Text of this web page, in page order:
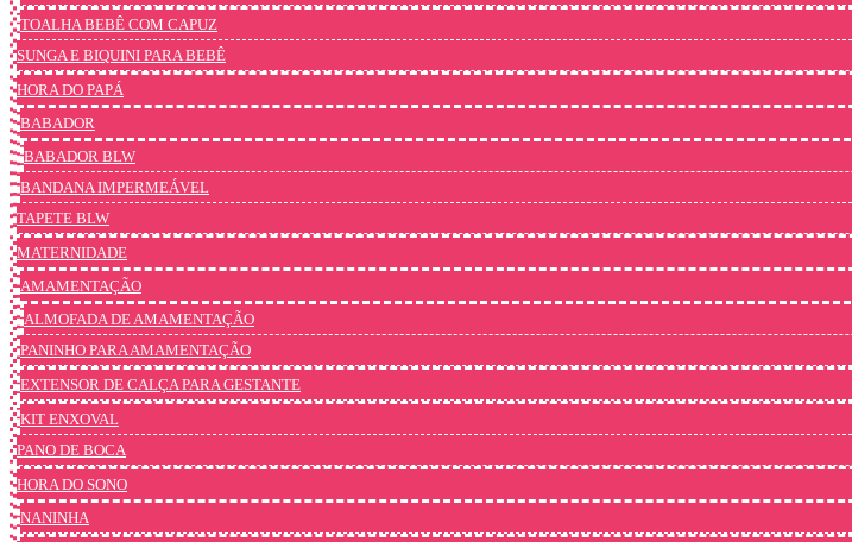
TOALHA BEBÊ COM CAPUZ
SUNGA E BIQUINI PARA BEBÊ
HORA DO PAPÁ
BABADOR
BABADOR BLW
BANDANA IMPERMEÁVEL
TAPETE BLW
MATERNIDADE
AMAMENTAÇÃO
ALMOFADA DE AMAMENTAÇÃO
PANINHO PARA AMAMENTAÇÃO
EXTENSOR DE CALÇA PARA GESTANTE
KIT ENXOVAL
PANO DE BOCA
HORA DO SONO
NANINHA